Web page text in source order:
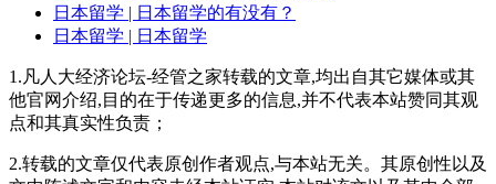
日本留学 | 日本留学的有没有？
日本留学 | 日本留学
1.凡人大经济论坛-经管之家转载的文章,均出自其它媒体或其
他官网介绍,目的在于传递更多的信息,并不代表本站赞同其观
点和其真实性负责；
2.转载的文章仅代表原创作者观点,与本站无关。其原创性以及